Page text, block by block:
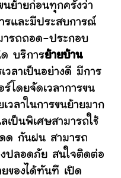
ย้ายก่อนทุกครั้งว่า
รและมีประสบการณ์
ารถถอด-ประกอบ
ด บริการย้ายบ้าน
วลาเป็นอย่างดี มีการ
โดยจัดเวลาการขน
วลาในการขนย้ายมาก
เป็นพิเศษสามารถใช้
ด กันฝน สามารถ
งปลอดภัย สนใจติดต่อ
ของได้ทันที เปิด